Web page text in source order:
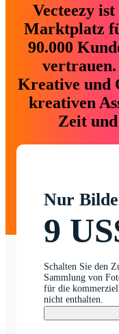
Vecteezy
Marktplatz
90.000
Kreative und
kreativen
Zeit
Nur
9
Schalten Sie den
Sammlung von
für die
nicht enthalten.